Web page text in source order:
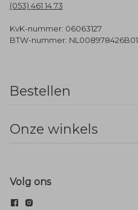
(053) 461 14 73
KvK-nummer: 06063127
BTW-nummer: NL008978426B01
Bestellen
Onze winkels
Volg ons